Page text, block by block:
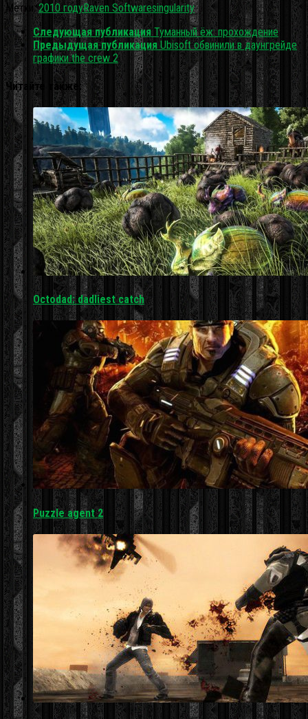
Метки: 2010 годуRaven Softwaresingularity
Следующая публикация Туманный ёж: прохождение
Предыдущая публикация Ubisoft обвинили в даунгрейде
графики the crew 2
Читайте также:
Octodad: dadliest catch
Puzzle agent 2